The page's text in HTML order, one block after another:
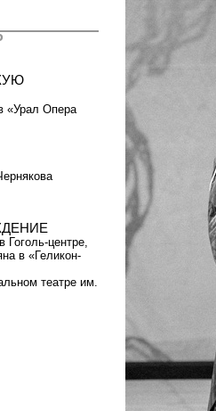
«Урал Опера
Гоголь-центре,
в «Геликон-
театре им.